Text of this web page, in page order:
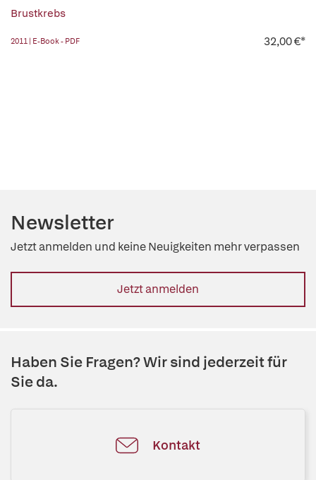
Brustkrebs
2011 | E-Book - PDF 32,00 €*
Newsletter
Jetzt anmelden und keine Neuigkeiten mehr verpassen
Jetzt anmelden
Haben Sie Fragen? Wir sind jederzeit für
Sie da.
Kontakt